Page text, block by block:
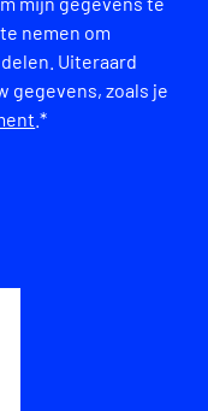
nemen om
Uiteraard
gegevens, zoals je
.*